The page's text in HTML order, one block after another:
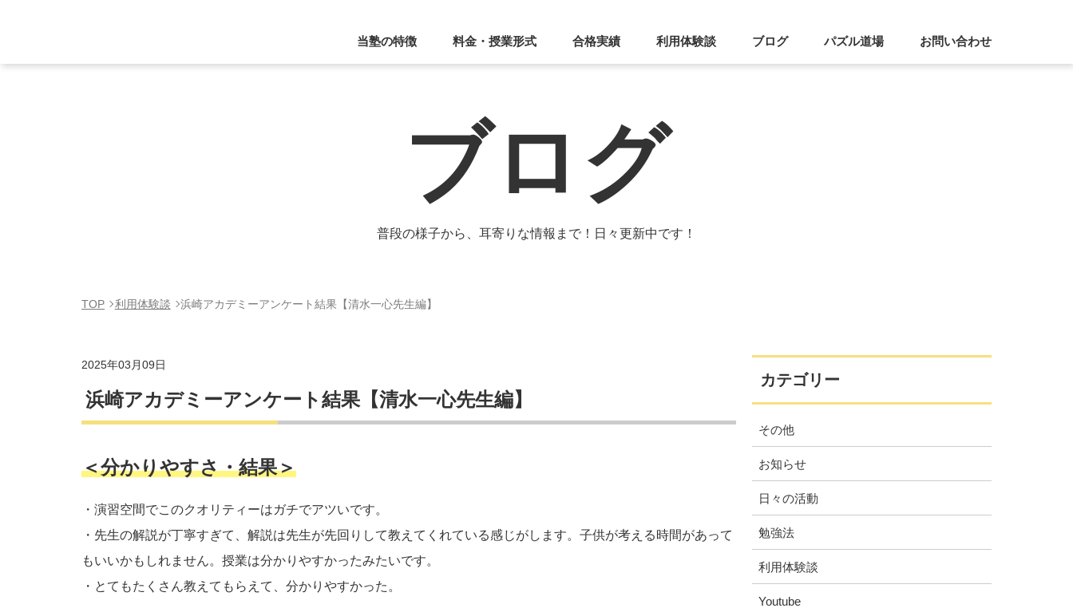
当塾の特徴 料金・授業形式 合格実績 利用体験談 ブログ パズル道場 お問い合わせ
ブログ
普段の様子から、耳寄りな情報まで！日々更新中です！
TOP 利用体験談 浜崎アカデミーアンケート結果【清水一心先生編】
2025年03月09日
浜崎アカデミーアンケート結果【清水一心先生編】
＜分かりやすさ・結果＞
・演習空間でこのクオリティーはガチでアツいです。
・先生の解説が丁寧すぎて、解説は先生が先回りして教えてくれている感じがします。子供が考える時間があって
もいいかもしれません。授業は分かりやすかったみたいです。
・とてもたくさん教えてもらえて、分かりやすかった。
カテゴリー
その他
お知らせ
日々の活動
勉強法
利用体験談
Youtube